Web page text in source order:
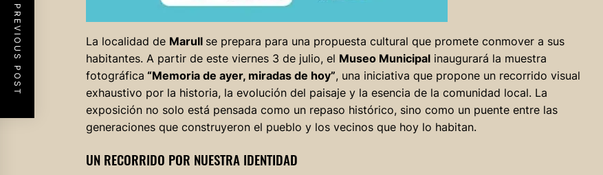
La localidad de Marull se prepara para una propuesta cultural que promete conmover a sus
habitantes. A partir de este viernes 3 de julio, el Museo Municipalinaugurará la muestra
fotográfica “Memoria de ayer, miradas de hoy”, una iniciativa que propone un recorrido visual
exhaustivo por la historia, la evolución del paisaje y la esencia de la comunidad local. La
exposición no solo está pensada como un repaso histórico, sino como un puente entre las
generaciones que construyeron el pueblo y los vecinos que hoy lo habitan.
UN RECORRIDO POR NUESTRA IDENTIDAD
PREVIOUS POST